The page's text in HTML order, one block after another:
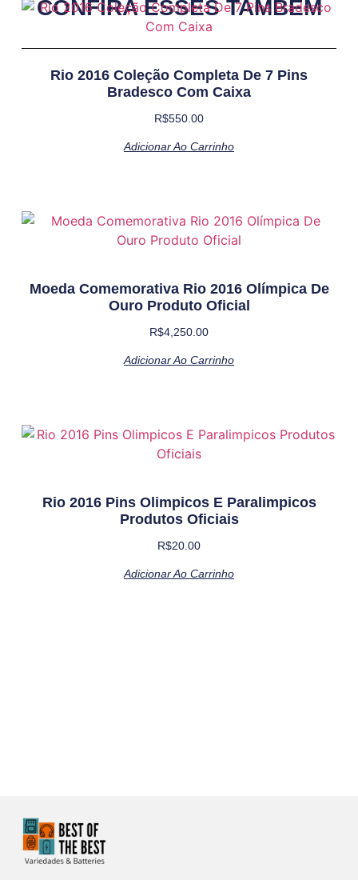
CONFIRA ESSES TAMBÉM
Rio 2016 Coleção Completa De 7 Pins
Bradesco Com Caixa
R$550.00
Adicionar Ao Carrinho
Moeda Comemorativa Rio 2016 Olímpica De
Ouro Produto Oficial
R$4,250.00
Adicionar Ao Carrinho
Rio 2016 Pins Olimpicos E Paralimpicos
Produtos Oficiais
R$20.00
Adicionar Ao Carrinho